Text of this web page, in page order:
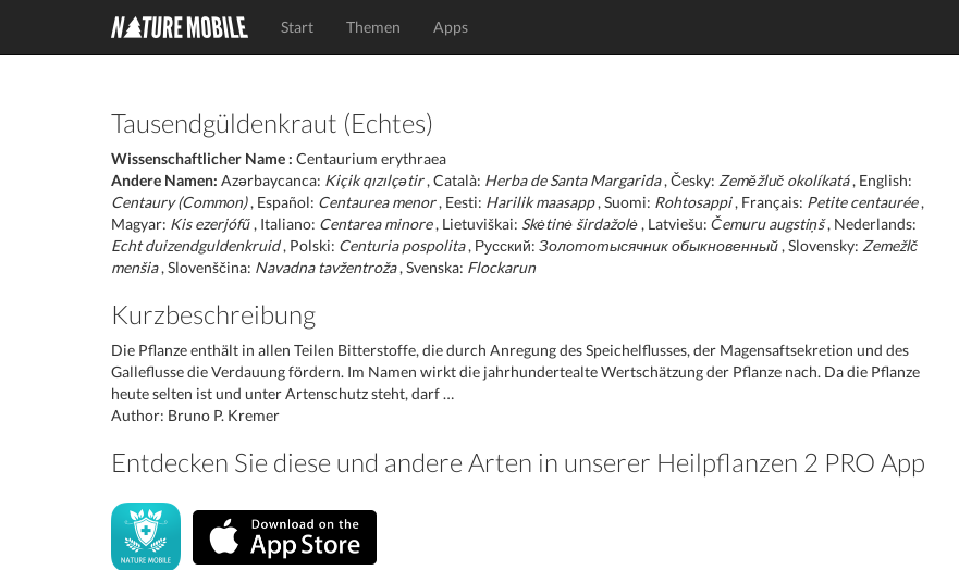
Start Themen Apps
Tausendgüldenkraut (Echtes)
Wissenschaftlicher Name : Centaurium erythraea
Andere Namen: Azərbaycanca: Kiçik qızılçətir, Català: Herba de Santa Margarida, Česky: Zeměžluč okolíkatá, English:
Centaury (Common), Español: Centaurea menor, Eesti: Harilik maasapp, Suomi: Rohtosappi, Français: Petite centaurée,
Magyar: Kis ezerjófű , Italiano: Centarea minore, Lietuviškai: Skėtinė širdažolė , Latviešu: Čemuru augstiņš, Nederlands:
Echt duizendguldenkruid, Polski: Centuria pospolita, Русский: Золототысячник обыкновенный , Slovensky: Zemežlč
menšia, Slovenščina: Navadna tavžentroža, Svenska: Flockarun
Kurzbeschreibung
Die Pflanze enthält in allen Teilen Bitterstoffe, die durch Anregung des Speichelflusses, der Magensaftsekretion und des
Galleflusse die Verdauung fördern. Im Namen wirkt die jahrhundertealte Wertschätzung der Pflanze nach. Da die Pflanze
heute selten ist und unter Artenschutz steht, darf …
Author: Bruno P. Kremer
Entdecken Sie diese und andere Arten in unserer Heilpflanzen 2 PRO App